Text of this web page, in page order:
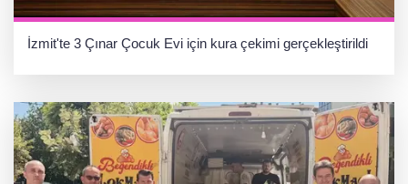
İzmit'te 3 Çınar Çocuk Evi için kura çekimi gerçekleştirildi